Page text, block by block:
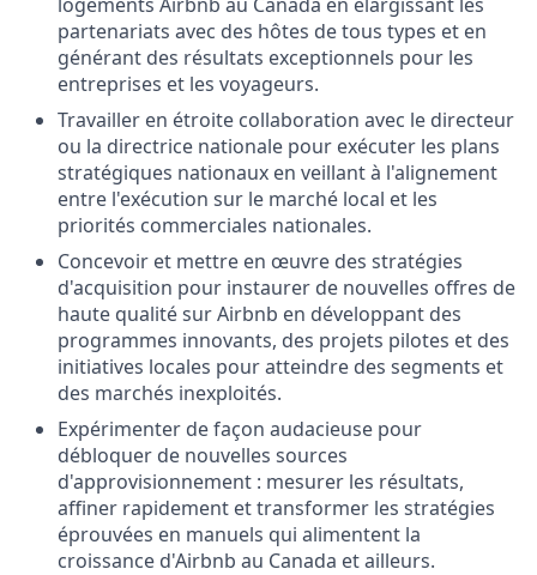
partenariats avec des hôtes de tous types et en
générant des résultats exceptionnels pour les
entreprises et les voyageurs.
Travailler en étroite collaboration avec le directeur
ou la directrice nationale pour exécuter les plans
stratégiques nationaux en veillant à l'alignement
entre l'exécution sur le marché local et les
priorités commerciales nationales.
Concevoir et mettre en œuvre des stratégies
d'acquisition pour instaurer de nouvelles offres de
haute qualité sur Airbnb en développant des
programmes innovants, des projets pilotes et des
initiatives locales pour atteindre des segments et
des marchés inexploités.
Expérimenter de façon audacieuse pour
débloquer de nouvelles sources
d'approvisionnement : mesurer les résultats,
affiner rapidement et transformer les stratégies
éprouvées en manuels qui alimentent la
croissance d'Airbnb au Canada et ailleurs.